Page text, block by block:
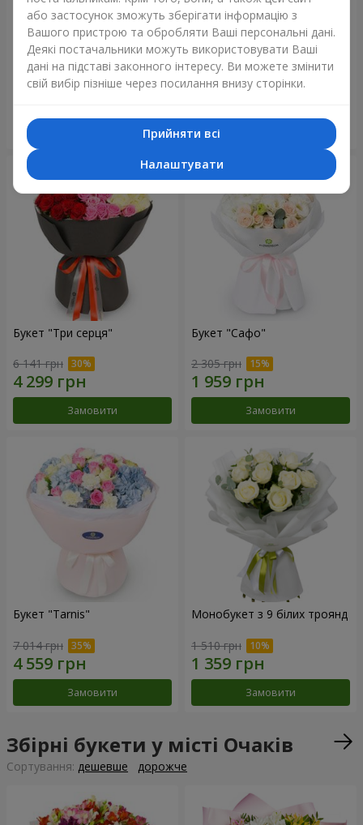
Букет "Reverence"
2 665 грн
Букет "Блакитна казка"
5 856 грн
Букет "Три серця"
6 141 грн
Замовити
Букет "Сафо"
2 305 грн
Замовити
Букет "Tarnis"
7 014 грн
Замовити
Монобукет з 9 білих троянд
1 510 грн
Замовити
Збірні букети у місті Очаків
Сортування: дешевше дорожче
або застосунок зможуть зберігати інформацію з
Вашого пристрою та обробляти Ваші персональні дані.
Деякі постачальники можуть використовувати Ваші
дані на підставі законного інтересу. Ви можете змінити
свій вибір пізніше через посилання внизу сторінки.
Прийняти всі
Налаштувати